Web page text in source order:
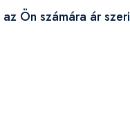
Ön számára ár